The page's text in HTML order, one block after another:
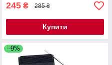
245 ₴ 285 ₴
Купити
–9%